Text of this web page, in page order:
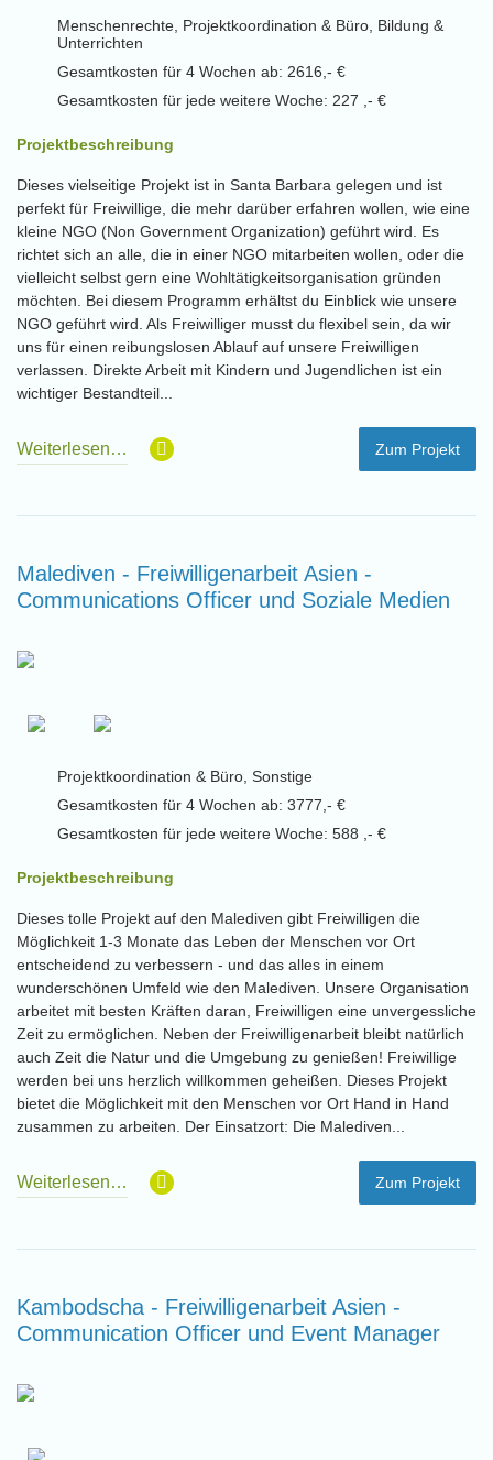
Menschenrechte, Projektkoordination & Büro, Bildung &
Unterrichten
Gesamtkosten für 4 Wochen ab: 2616,- €
Gesamtkosten für jede weitere Woche: 227 ,- €
Projektbeschreibung
Dieses vielseitige Projekt ist in Santa Barbara gelegen und ist
perfekt für Freiwillige, die mehr darüber erfahren wollen, wie eine
kleine NGO (Non Government Organization) geführt wird. Es
richtet sich an alle, die in einer NGO mitarbeiten wollen, oder die
vielleicht selbst gern eine Wohltätigkeitsorganisation gründen
möchten. Bei diesem Programm erhältst du Einblick wie unsere
NGO geführt wird. Als Freiwilliger musst du flexibel sein, da wir
uns für einen reibungslosen Ablauf auf unsere Freiwilligen
verlassen. Direkte Arbeit mit Kindern und Jugendlichen ist ein
wichtiger Bestandteil...
Weiterlesen… Zum Projekt
Malediven - Freiwilligenarbeit Asien -
Communications Officer und Soziale Medien
Projektkoordination & Büro, Sonstige
Gesamtkosten für 4 Wochen ab: 3777,- €
Gesamtkosten für jede weitere Woche: 588 ,- €
Projektbeschreibung
Dieses tolle Projekt auf den Malediven gibt Freiwilligen die
Möglichkeit 1-3 Monate das Leben der Menschen vor Ort
entscheidend zu verbessern - und das alles in einem
wunderschönen Umfeld wie den Malediven. Unsere Organisation
arbeitet mit besten Kräften daran, Freiwilligen eine unvergessliche
Zeit zu ermöglichen. Neben der Freiwilligenarbeit bleibt natürlich
auch Zeit die Natur und die Umgebung zu genießen! Freiwillige
werden bei uns herzlich willkommen geheißen. Dieses Projekt
bietet die Möglichkeit mit den Menschen vor Ort Hand in Hand
zusammen zu arbeiten. Der Einsatzort: Die Malediven...
Weiterlesen… Zum Projekt
Kambodscha - Freiwilligenarbeit Asien -
Communication Officer und Event Manager